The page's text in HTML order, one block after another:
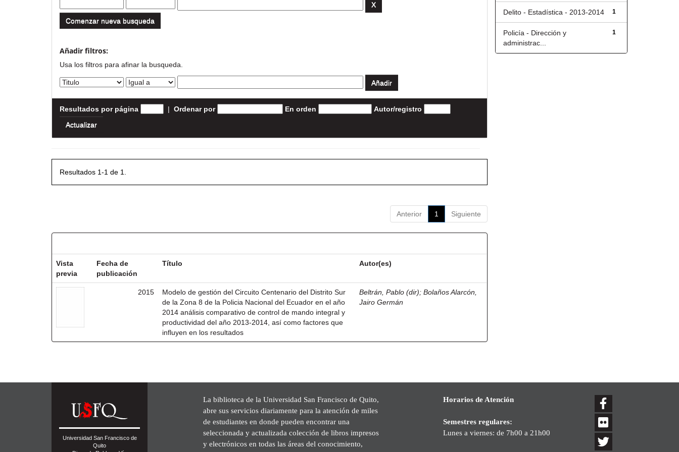
Comenzar nueva busqueda
Añadir filtros:
Usa los filtros para afinar la busqueda.
Resultados por página | Ordenar por En orden Autor/registro
Resultados 1-1 de 1.
Anterior 1 Siguiente
Vista
previa
Fecha de
publicación
Título Autor(es)
2015
Modelo de gestión del Circuito Centenario del Distrito Sur
de la Zona 8 de la Policia Nacional del Ecuador en el año
2014 análisis comparativo de control de mando integral y
productividad del año 2013-2014, así como factores que
influyen en los resultados
Beltrán, Pablo (dir);Bolaños Alarcón,
Jairo Germán
1
Delito - Estadística - 2013-2014
1
Policía - Dirección y
administrac...
Universidad San Francisco de
Quito
La biblioteca de la Universidad San Francisco de Quito,
abre sus servicios diariamente para la atención de miles
de estudiantes en donde pueden encontrar una
seleccionada y actualizada colección de libros impresos
y electrónicos en todas las áreas del conocimiento,
Horarios de Atención
Semestres regulares:
Lunes a viernes: de 7h00 a 21h00